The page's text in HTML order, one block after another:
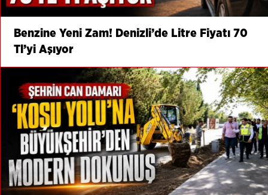
Benzine Yeni Zam! Denizli’de Litre Fiyatı 70
Tl’yi Aşıyor